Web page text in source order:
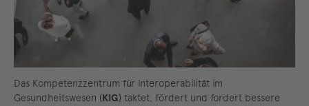
Das Kompetenzzentrum für Interoperabilität im
Gesundheitswesen (KIG) taktet, fördert und fordert bessere